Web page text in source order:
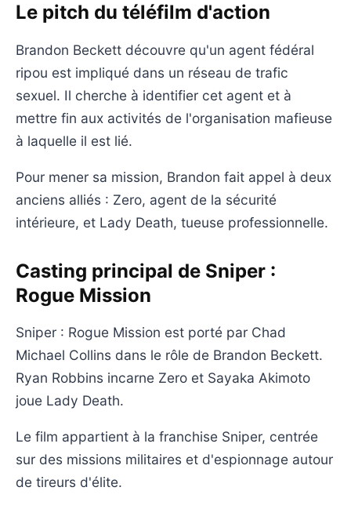
Le pitch du téléfilm d'action
Brandon Beckett découvre qu'un agent fédéral
ripou est impliqué dans un réseau de trafic
sexuel. Il cherche à identifier cet agent et à
mettre fin aux activités de l'organisation mafieuse
à laquelle il est lié.
Pour mener sa mission, Brandon fait appel à deux
anciens alliés : Zero, agent de la sécurité
intérieure, et Lady Death, tueuse professionnelle.
Casting principal de Sniper :
Rogue Mission
Sniper : Rogue Mission est porté par Chad
Michael Collins dans le rôle de Brandon Beckett.
Ryan Robbins incarne Zero et Sayaka Akimoto
joue Lady Death.
Le film appartient à la franchise Sniper, centrée
sur des missions militaires et d'espionnage autour
de tireurs d'élite.